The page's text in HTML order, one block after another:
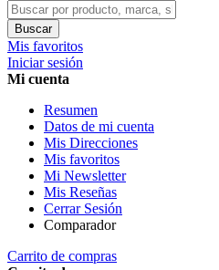
Buscar
Mis favoritos
Iniciar sesión
Mi cuenta
Resumen
Datos de mi cuenta
Mis Direcciones
Mis favoritos
Mi Newsletter
Mis Reseñas
Cerrar Sesión
Comparador
Carrito de compras